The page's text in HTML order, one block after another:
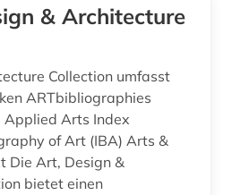
irland / literatur / irisch (1)
& Architecture
Collection umfasst
Applied Arts Index
of Art (IBA) Arts &
bietet einen